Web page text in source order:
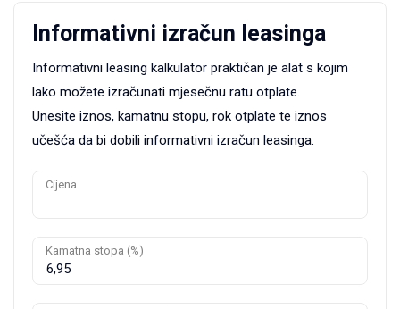
Informativni izračun leasinga
Informativni leasing kalkulator praktičan je alat s kojim
lako možete izračunati mjesečnu ratu otplate.
Unesite iznos, kamatnu stopu, rok otplate te iznos
učešća da bi dobili informativni izračun leasinga.
Cijena
Kamatna stopa (%)